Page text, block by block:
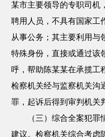
某市主要领导的专职司机
聘用人员，不具有国家工
从事公务；其主要利用与
特殊身份，直接或通过该
呼，帮助陈某某在承揽工
检察机关经与监察机关沟
罪，起诉后得到审判机关
（三）综合全案犯
建议。检察机关综合考虑